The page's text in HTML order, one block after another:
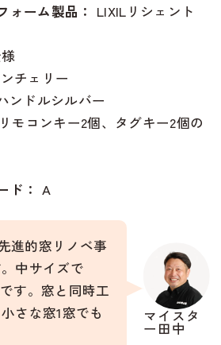
ォーム製品： LIXILリシェント
チェリー
ンドルシルバー
モコンキー2個、タグキー2個の
ド： A
マイスタ
ー田中
進的窓リノベ事
中サイズで
す。窓と同時工
さな窓1窓でも